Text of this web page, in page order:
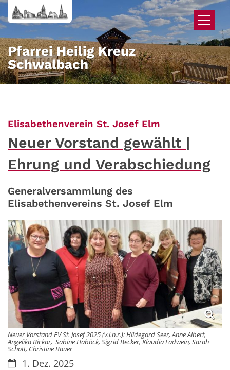
Zum Inhalt springen
Pfarrei Heilig Kreuz
Schwalbach
Elisabethenverein St. Josef Elm
Neuer Vorstand gewählt |
Ehrung und Verabschiedung
Generalversammlung des
Elisabethenvereins St. Josef Elm
Neuer Vorstand EV St. Josef 2025 (v.l.n.r.): Hildegard Seer, Anne Albert,
Angelika Bickar, Sabine Haböck, Sigrid Becker, Klaudia Ladwein, Sarah
Schött, Christine Bauer
Datum:1. Dez. 2025